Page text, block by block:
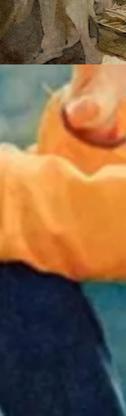
dan
adalah jeda
keduanya
proses